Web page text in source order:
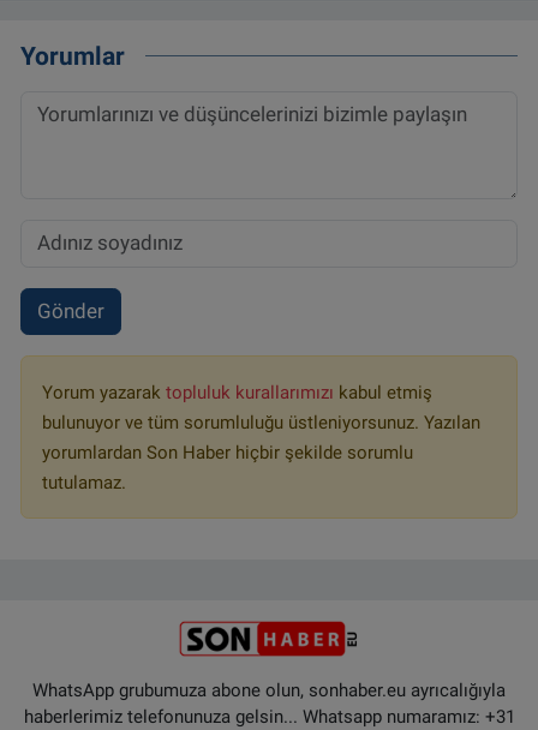
Yorumlar
Gönder
Yorum yazarak topluluk kurallarımızı kabul etmiş
bulunuyor ve tüm sorumluluğu üstleniyorsunuz. Yazılan
yorumlardan Son Haber hiçbir şekilde sorumlu
tutulamaz.
WhatsApp grubumuza abone olun, sonhaber.eu ayrıcalığıyla
haberlerimiz telefonunuza gelsin... Whatsapp numaramız: +31